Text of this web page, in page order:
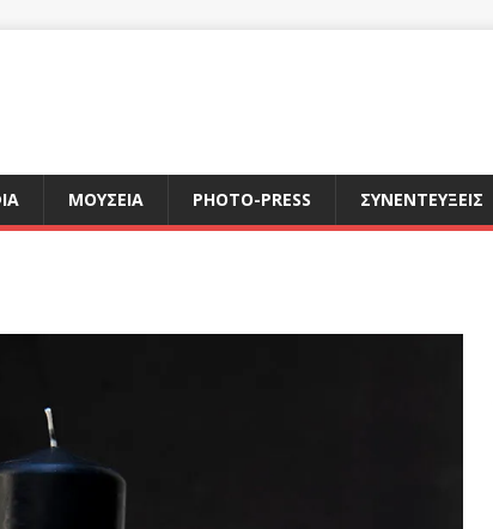
ΜΟΥΣΕΙΑ PHOTO-PRESS ΣΥΝΕΝΤΕΥΞΕΙΣ